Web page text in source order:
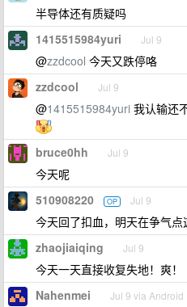
半导体还有质疑吗
1415515984yuri Jul 9
@zzdcool 今天又跌停咯
zzdcool Jul 9
@1415515984yuri 我认输还
bruce0hh Jul 9
今天呢
510908220 OP Jul 9
今天回了扣血，明天在争气点
zhaojiaiqing Jul 9
今天一天直接收复失地！爽！
Nahenmei Jul 9 via Android